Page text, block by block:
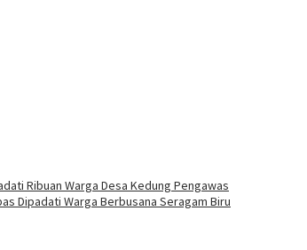
Ribuan Warga Desa Kedung Pengawas
Dipadati Warga Berbusana Seragam Biru